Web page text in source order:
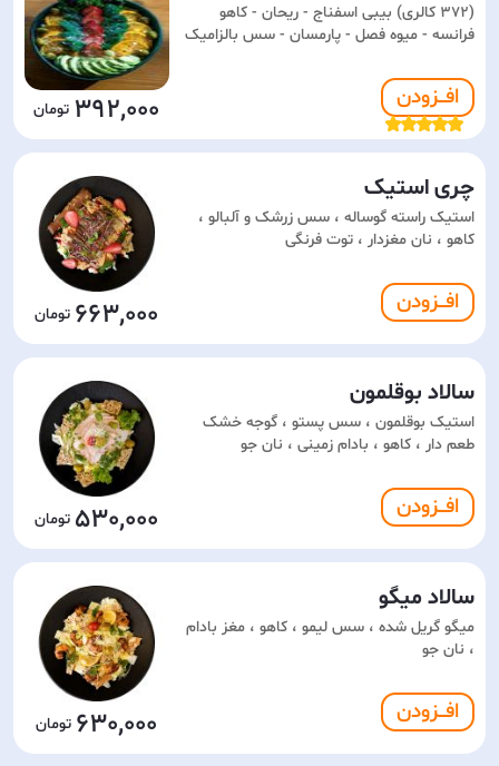
(372 کالری) بیبی اسفناج - ریحان - کاهو
فرانسه - میوه فصل - پارمسان - سس بالزامیک
افـــزودن 392,000
چری استیک
استیک راسته گوساله ، سس زرشک و آلبالو ،
کاهو ، نان مغزدار ، توت فرنگی
افـــزودن 663,000
سالاد بوقلمون
استیک بوقلمون ، سس پستو ، گوجه خشک
طعم دار ، کاهو ، بادام زمینی ، نان جو
افـــزودن 530,000
سالاد میگو
میگو گریل شده ، سس لیمو ، کاهو ، مغز بادام
، نان جو
افـــزودن 630,000